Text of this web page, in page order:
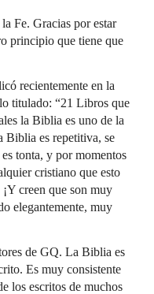
Fe. Gracias por estar
principio que tiene que
recientemente en la
titulado: “21 Libros que
la Biblia es uno de la
Biblia es repetitiva, se
tonta, y por momentos
cristiano que esto
creen que son muy
elegantemente, muy
de GQ. La Biblia es
Es muy consistente
los escritos de muchos